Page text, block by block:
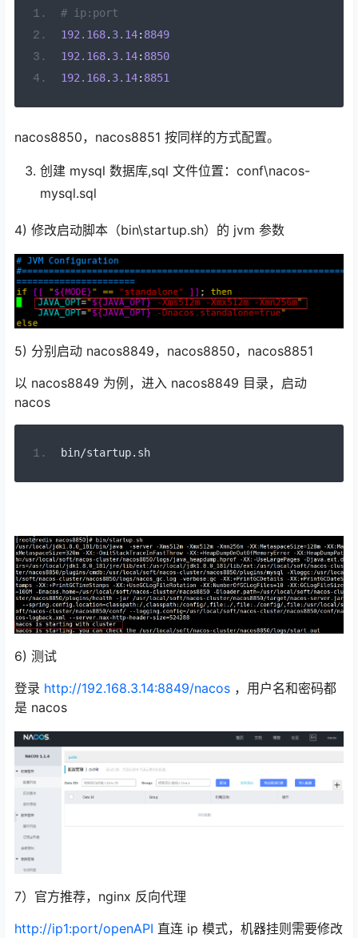
# ip:port
192.168. 3.14: 8849
192.168. 3.14: 8850
192.168. 3.14: 8851
nacos8850，nacos8851 按同样的方式配置。
创建 mysql 数据库,sql 文件位置：conf\nacos-
mysql.sql
4) 修改启动脚本（bin\startup.sh）的 jvm 参数
5) 分别启动 nacos8849，nacos8850，nacos8851
以 nacos8849 为例，进入 nacos8849 目录，启动
nacos
bin/startup. sh
6) 测试
登录 http://192.168.3.14:8849/nacos ，用户名和密码都
是 nacos
7）官方推荐，nginx 反向代理
http://ip1:port/openAPI 直连 ip 模式，机器挂则需要修改